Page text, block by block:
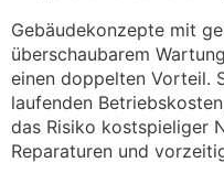
Gebäudekonzepte mit
überschaubarem
einen doppelten Vorteil.
laufenden
das Risiko kostspieliger
Reparaturen und